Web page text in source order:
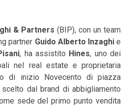
& Partners (BIP), con un team
partner Guido Alberto Inzaghie
, ha assistito Hines, uno dei
nel real estate e proprietaria
di inizio Novecento di piazza
dal brand di abbigliamento
sede del primo punto vendita